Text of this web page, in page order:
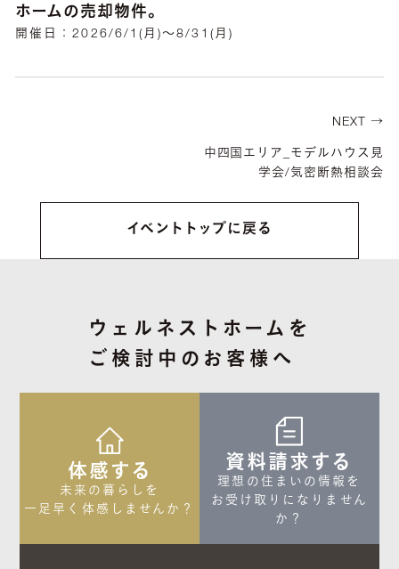
ホームの売却物件。
開催日：2026/6/1(月)～8/31(月)
NEXT →
中四国エリア_モデルハウス見
学会/気密断熱相談会
イベントトップに戻る
ウェルネストホームを
ご検討中のお客様へ
体感する
未来の暮らしを
一足早く体感しませんか？
資料請求する
理想の住まいの情報を
お受け取りになりません
か？